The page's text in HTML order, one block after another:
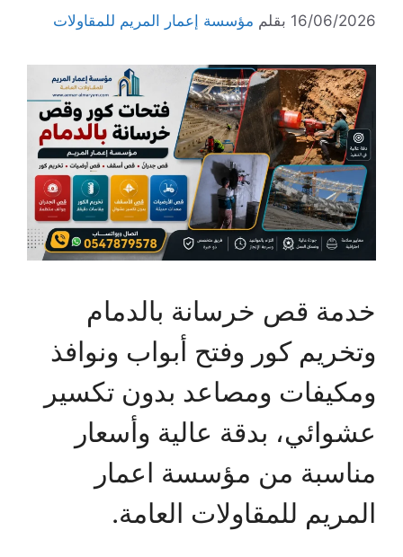
16/06/2026 بقلم مؤسسة إعمار المريم للمقاولات
خدمة قص خرسانة بالدمام
وتخريم كور وفتح أبواب ونوافذ
ومكيفات ومصاعد بدون تكسير
عشوائي، بدقة عالية وأسعار
مناسبة من مؤسسة اعمار
المريم للمقاولات العامة.